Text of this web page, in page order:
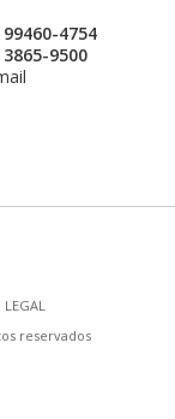
99460-4754
3865-9500
LEGAL
reservados